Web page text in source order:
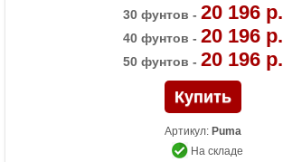
30 фунтов - 20 196 р.
40 фунтов - 20 196 р.
50 фунтов - 20 196 р.
Артикул: Puma
На складе